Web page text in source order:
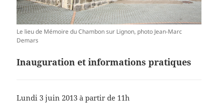
Le lieu de Mémoire du Chambon sur Lignon, photo Jean-Marc
Demars
Inauguration et informations pratiques
Lundi 3 juin 2013 à partir de 11h